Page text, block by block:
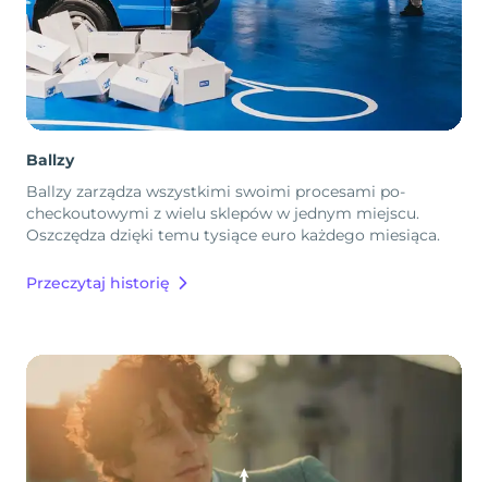
Ballzy
Ballzy zarządza wszystkimi swoimi procesami po-
checkoutowymi z wielu sklepów w jednym miejscu.
Oszczędza dzięki temu tysiące euro każdego miesiąca.
Przeczytaj historię